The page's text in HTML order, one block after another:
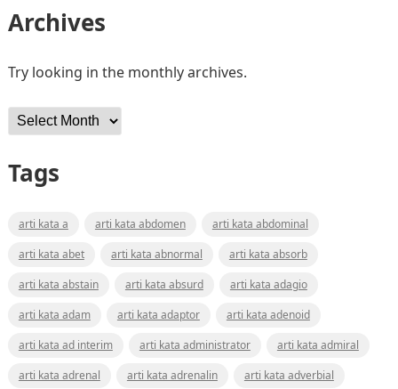
Archives
Try looking in the monthly archives.
Archives
Tags
arti kata a arti kata abdomen
arti kata abdominal
arti kata abet
arti kata abnormal
arti kata absorb
arti kata abstain
arti kata absurd
arti kata adagio
arti kata adam
arti kata adaptor
arti kata adenoid
arti kata ad interim
arti kata administrator
arti kata admiral
arti kata adrenal
arti kata adrenalin
arti kata adverbial